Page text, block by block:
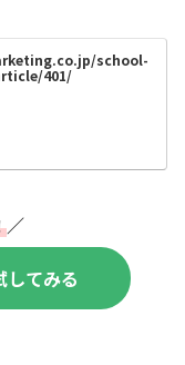
school-
401/
／
してみる